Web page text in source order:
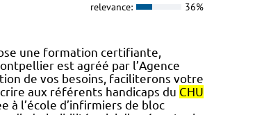
relevance: 36%
une formation certifiante,
est agréé par l’Agence
de vos besoins, faciliterons votre
aux référents handicaps du CHU
à l’école d’infirmiers de bloc